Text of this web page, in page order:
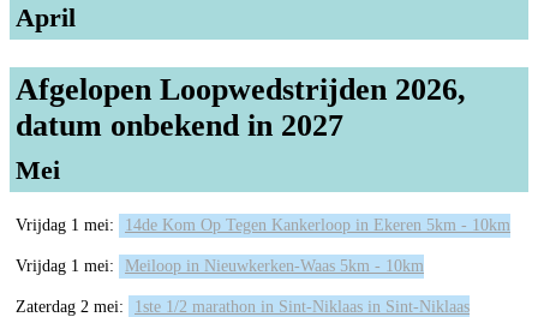
April
Afgelopen Loopwedstrijden 2026,
datum onbekend in 2027
Mei
Vrijdag 1 mei: 14de Kom Op Tegen Kankerloop in Ekeren 5km - 10km
Vrijdag 1 mei: Meiloop in Nieuwkerken-Waas 5km - 10km
Zaterdag 2 mei:
1ste 1/2 marathon in Sint-Niklaas in Sint-Niklaas